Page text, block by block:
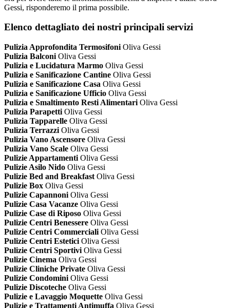
Elenco dettagliato dei nostri principali servizi
Pulizia Approfondita Termosifoni Oliva Gessi
Pulizia Balconi Oliva Gessi
Pulizia e Lucidatura Marmo Oliva Gessi
Pulizia e Sanificazione Cantine Oliva Gessi
Pulizia e Sanificazione Casa Oliva Gessi
Pulizia e Sanificazione Ufficio Oliva Gessi
Pulizia e Smaltimento Resti Alimentari Oliva Gessi
Pulizia Parapetti Oliva Gessi
Pulizia Tapparelle Oliva Gessi
Pulizia Terrazzi Oliva Gessi
Pulizia Vano Ascensore Oliva Gessi
Pulizia Vano Scale Oliva Gessi
Pulizie Appartamenti Oliva Gessi
Pulizie Asilo Nido Oliva Gessi
Pulizie Bed and Breakfast Oliva Gessi
Pulizie Box Oliva Gessi
Pulizie Capannoni Oliva Gessi
Pulizie Casa Vacanze Oliva Gessi
Pulizie Case di Riposo Oliva Gessi
Pulizie Centri Benessere Oliva Gessi
Pulizie Centri Commerciali Oliva Gessi
Pulizie Centri Estetici Oliva Gessi
Pulizie Centri Sportivi Oliva Gessi
Pulizie Cinema Oliva Gessi
Pulizie Cliniche Private Oliva Gessi
Pulizie Condomini Oliva Gessi
Pulizie Discoteche Oliva Gessi
Pulizie e Lavaggio Moquette Oliva Gessi
Pulizie e Trattamenti Antimuffa Oliva Gessi